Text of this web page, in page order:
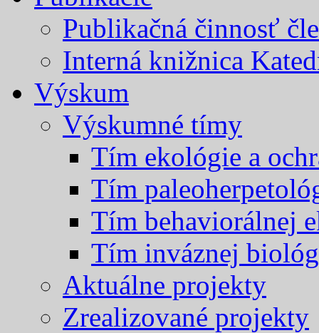
Publikačná činnosť
Interná knižnica
Výskum
Výskumné tímy
Tím ekológie a
Tím
Tím behaviorálnej
Tím inváznej
Aktuálne projekty
Zrealizované projekty